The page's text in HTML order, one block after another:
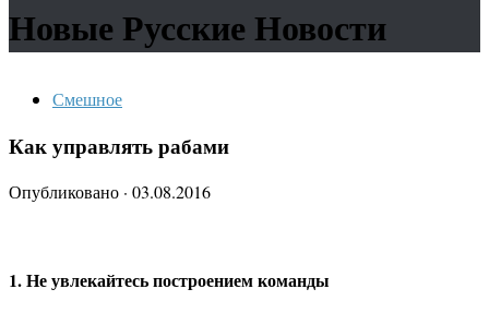
Новые Русские Новости
Смешное
Как управлять рабами
Опубликовано · 03.08.2016
1. Не увлекайтесь построением команды